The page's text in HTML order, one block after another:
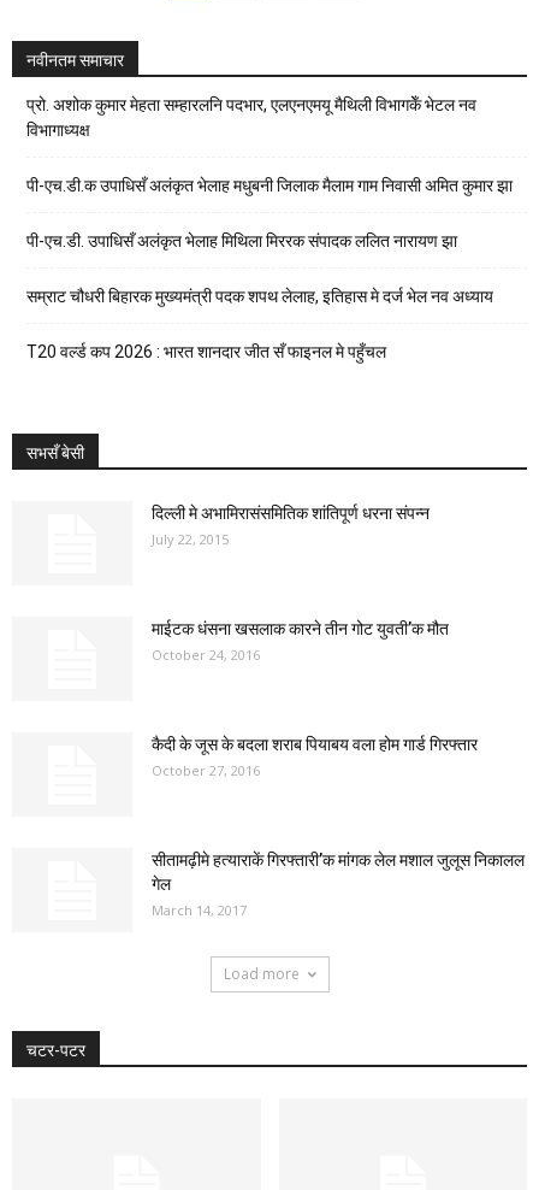
नवीनतम समाचार
प्रो. अशोक कुमार मेहता सम्हारलनि पदभार, एलएनएमयू मैथिली विभागकेँ भेटल नव
विभागाध्यक्ष
पी-एच.डी.क उपाधिसँ अलंकृत भेलाह मधुबनी जिलाक मैलाम गाम निवासी अमित कुमार झा
पी-एच.डी. उपाधिसँ अलंकृत भेलाह मिथिला मिररक संपादक ललित नारायण झा
सम्राट चौधरी बिहारक मुख्यमंत्री पदक शपथ लेलाह, इतिहास मे दर्ज भेल नव अध्याय
T20 वर्ल्ड कप 2026 : भारत शानदार जीत सँ फाइनल मे पहुँचल
सभसँ बेसी
दिल्ली मे अभामिरासंसमितिक शांतिपूर्ण धरना संपन्न
July 22, 2015
माईटक धंसना खसलाक कारने तीन गोट युवती’क मौत
October 24, 2016
कैदी के जूस के बदला शराब पियाबय वला होम गार्ड गिरफ्तार
October 27, 2016
सीतामढ़ीमे हत्याराकें गिरफ्तारी’क मांगक लेल मशाल जुलूस निकालल
गेल
March 14, 2017
Load more
चटर-पटर